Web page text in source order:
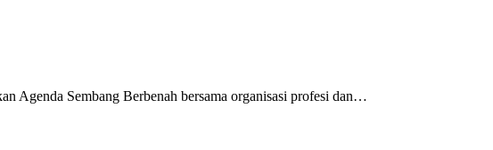
Agenda Sembang Berbenah bersama organisasi profesi dan…